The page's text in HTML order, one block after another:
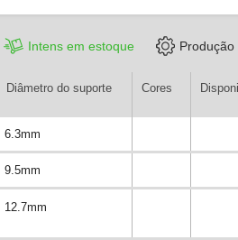
Intens em estoque
Diâmetro do suporte Cores
6.3mm
9.5mm
12.7mm